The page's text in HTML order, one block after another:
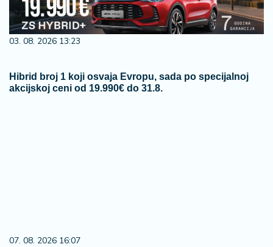
03. 08. 2026 13:23
Hibrid broj 1 koji osvaja Evropu, sada po specijalnoj
akcijskoj ceni od 19.990€ do 31.8.
07. 08. 2026 16:07